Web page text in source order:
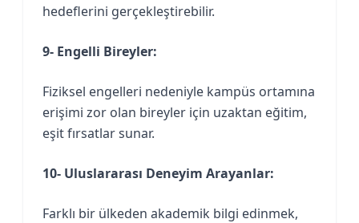
hedeflerini gerçekleştirebilir.
9- Engelli Bireyler:
Fiziksel engelleri nedeniyle kampüs ortamına
erişimi zor olan bireyler için uzaktan eğitim,
eşit fırsatlar sunar.
10- Uluslararası Deneyim Arayanlar:
Farklı bir ülkeden akademik bilgi edinmek,